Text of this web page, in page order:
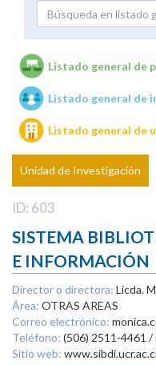
Unidades de
Listado general de
Listado general de
Listado general de
Unidad de Investigación
ID: 603
SISTEMA
E INFORMACIÓN
Director o directora: Licda.
Área: OTRAS AREAS
Correo electrónico:
Teléfono: (506) 2511-4461
Sitio web: